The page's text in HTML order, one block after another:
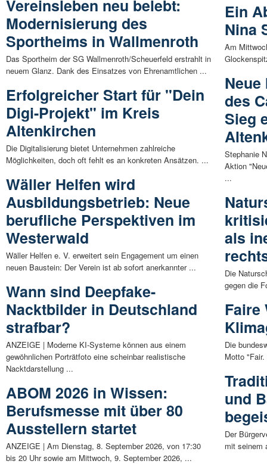
Vereinsleben neu belebt:
Modernisierung des
Sportheims in Wallmenroth
Das Sportheim der SG Wallmenroth/Scheuerfeld erstrahlt in
neuem Glanz. Dank des Einsatzes von Ehrenamtlichen ...
Erfolgreicher Start für "Dein
Digi-Projekt" im Kreis
Altenkirchen
Die Digitalisierung bietet Unternehmen zahlreiche
Möglichkeiten, doch oft fehlt es an konkreten Ansätzen. ...
Wäller Helfen wird
Ausbildungsbetrieb: Neue
berufliche Perspektiven im
Westerwald
Wäller Helfen e. V. erweitert sein Engagement um einen
neuen Baustein: Der Verein ist ab sofort anerkannter ...
Wann sind Deepfake-
Nacktbilder in Deutschland
strafbar?
ANZEIGE | Moderne KI-Systeme können aus einem
gewöhnlichen Porträtfoto eine scheinbar realistische
Nacktdarstellung ...
ABOM 2026 in Wissen:
Berufsmesse mit über 80
Ausstellern startet
ANZEIGE | Am Dienstag, 8. September 2026, von 17:30
bis 20 Uhr sowie am Mittwoch, 9. September 2026, ...
Ein
Nina
Am
des
Sieg
Stephanie
Aktion
...
als
Die
gegen die
Faire
Die
Motto
und
Der
mit seinem